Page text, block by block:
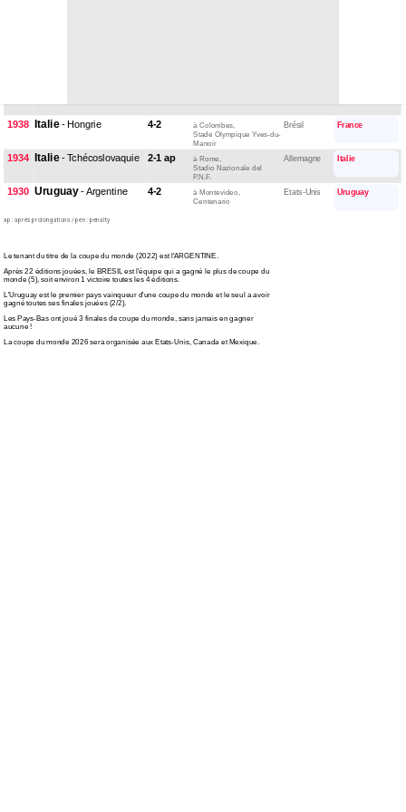
1938 Italie- Hongrie 4-2
à Colombes,
Stade Olympique Yves-du-
Manoir
Brésil France
1934 Italie- Tchécoslovaquie 2-1 ap
à Rome,
Stadio Nazionale del
P.N.F.
Allemagne Italie
1930 Uruguay- Argentine 4-2 à Montevideo,
Centenario
Etats-Unis Uruguay
ap : après prolongations / pen : penalty
Le tenant du titre de la coupe du monde (2022) est l'ARGENTINE.
Après 22 éditions jouées, le BRESIL est l'équipe qui a gagné le plus de coupe du
monde (5), soit environ 1 victoire toutes les 4 éditions.
L'Uruguay est le premier pays vainqueur d'une coupe du monde et le seul a avoir
gagné toutes ses finales jouées (2/2).
Les Pays-Bas ont joué 3 finales de coupe du monde, sans jamais en gagner
aucune !
La coupe du monde 2026 sera organisée aux Etats-Unis, Canada et Mexique.